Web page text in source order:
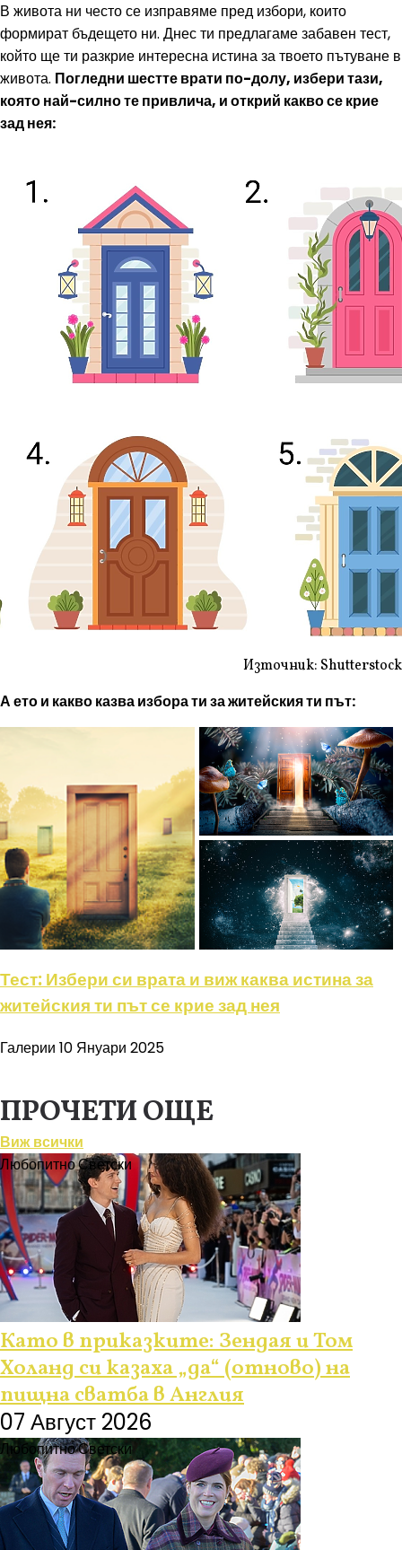
В живота ни често се изправяме пред избори, които
формират бъдещето ни. Днес ти предлагаме забавен тест,
който ще ти разкрие интересна истина за твоето пътуване в
живота. Погледни шестте врати по-долу, избери тази,
която най-силно те привлича, и открий какво се крие
зад нея:
Източник: Shutterstock
А ето и какво казва избора ти за житейския ти път:
Тест: Избери си врата и виж каква истина за
житейския ти път се крие зад нея
Галерии 10 Януари 2025
ПРОЧЕТИ ОЩЕ
Виж всички
ЛюбопитноСветски
Като в приказките: Зендая и Том
Холанд си казаха „да“ (отново) на
пищна сватба в Англия
07 Август 2026
ЛюбопитноСветски